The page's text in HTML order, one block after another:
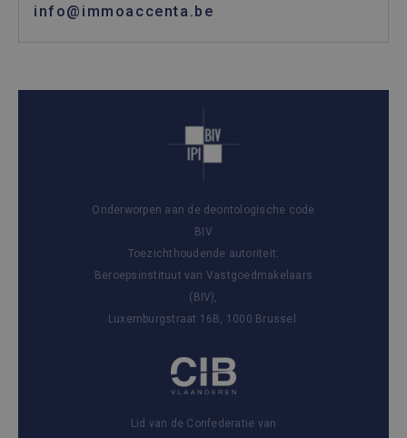
info@immoaccenta.be
Onderworpen aan de deontologische code
BIV
Toezichthoudende autoriteit:
Beroepsinstituut van Vastgoedmakelaars
(BIV),
Luxemburgstraat 16B, 1000 Brussel.
Lid van de Confederatie van